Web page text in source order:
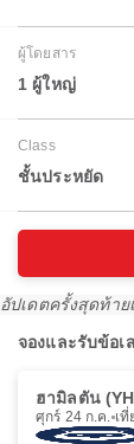
ผู้โดยสาร
1 ผู้ใหญ่
Class
ชั้นประหยัด
อัปเดตครั้งสุดท้าย
จองและรับข้อเ
ฮามิลตัน
ศุกร์ 24 ก.ค. เที่